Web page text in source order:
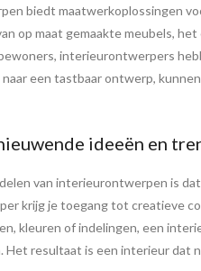
biedt maatwerkoplossingen
op maat gemaakte meubels,
interieurontwerpers
een tastbaar ontwerp,
ideeën en
van interieurontwerpen is
krijg je toegang tot creatieve
kleuren of indelingen, een
Het resultaat is een interieur dat